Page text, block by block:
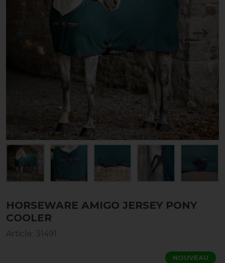
HORSEWARE AMIGO JERSEY PONY
COOLER
Article: 31491
NOUVEAU